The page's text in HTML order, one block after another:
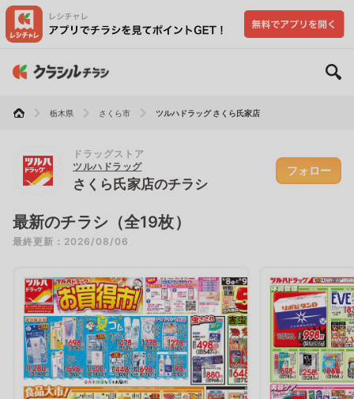
栃木県 さくら市 ツルハドラッグ さくら氏家店
ドラッグストア
ツルハドラッグ
さくら氏家店のチラシ
フォロー
最新のチラシ（全19枚）
最終更新：2026/08/06